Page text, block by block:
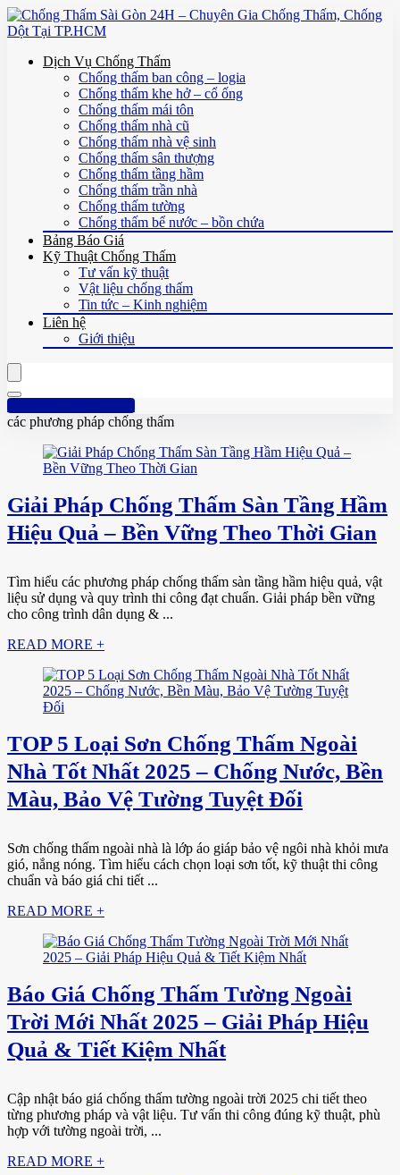
Dịch Vụ Chống Thấm
Chống thấm ban công – logia
Chống thấm khe hở – cổ ống
Chống thấm mái tôn
Chống thấm nhà cũ
Chống thấm nhà vệ sinh
Chống thấm sân thượng
Chống thấm tầng hầm
Chống thấm trần nhà
Chống thấm tường
Chống thấm bể nước – bồn chứa
Bảng Báo Giá
Kỹ Thuật Chống Thấm
Tư vấn kỹ thuật
Vật liệu chống thấm
Tin tức – Kinh nghiệm
Liên hệ
Giới thiệu
Hotline: 0961 894 472
các phương pháp chống thấm
Giải Pháp Chống Thấm Sàn Tầng Hầm
Hiệu Quả – Bền Vững Theo Thời Gian
Tìm hiểu các phương pháp chống thấm sàn tầng hầm hiệu quả, vật
liệu sử dụng và quy trình thi công đạt chuẩn. Giải pháp bền vững
cho công trình dân dụng & ...
READ MORE +
TOP 5 Loại Sơn Chống Thấm Ngoài
Nhà Tốt Nhất 2025 – Chống Nước, Bền
Màu, Bảo Vệ Tường Tuyệt Đối
Sơn chống thấm ngoài nhà là lớp áo giáp bảo vệ ngôi nhà khỏi mưa
gió, nắng nóng. Tìm hiểu cách chọn loại sơn tốt, kỹ thuật thi công
chuẩn và báo giá chi tiết ...
READ MORE +
Báo Giá Chống Thấm Tường Ngoài
Trời Mới Nhất 2025 – Giải Pháp Hiệu
Quả & Tiết Kiệm Nhất
Cập nhật báo giá chống thấm tường ngoài trời 2025 chi tiết theo
từng phương pháp và vật liệu. Tư vấn thi công đúng kỹ thuật, phù
hợp với tường ngoài trời, ...
READ MORE +